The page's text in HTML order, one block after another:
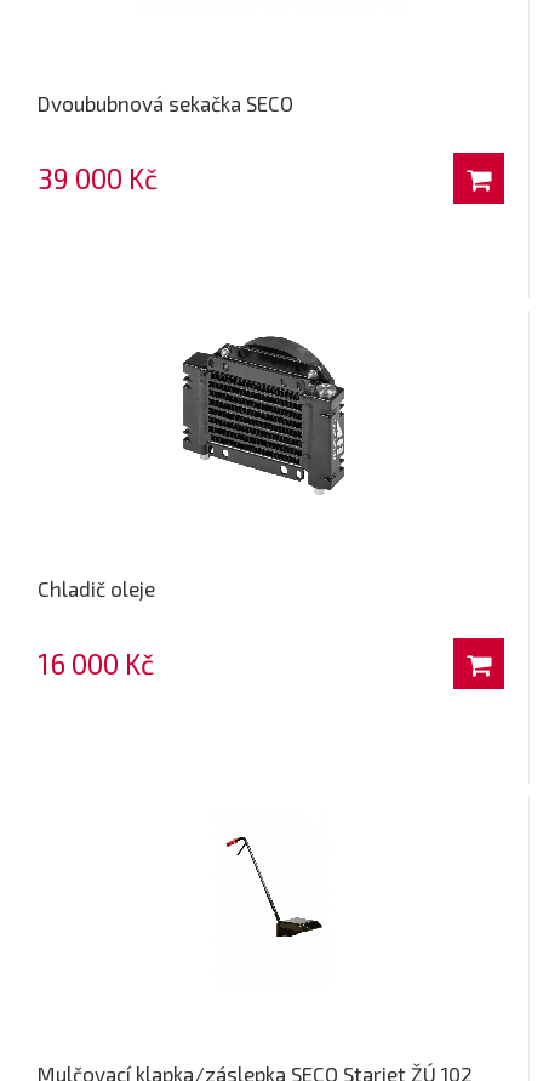
Dvoububnová sekačka SECO
39 000 Kč
Chladič oleje
16 000 Kč
Mulčovací klapka/záslepka SECO Starjet ŽÚ 102